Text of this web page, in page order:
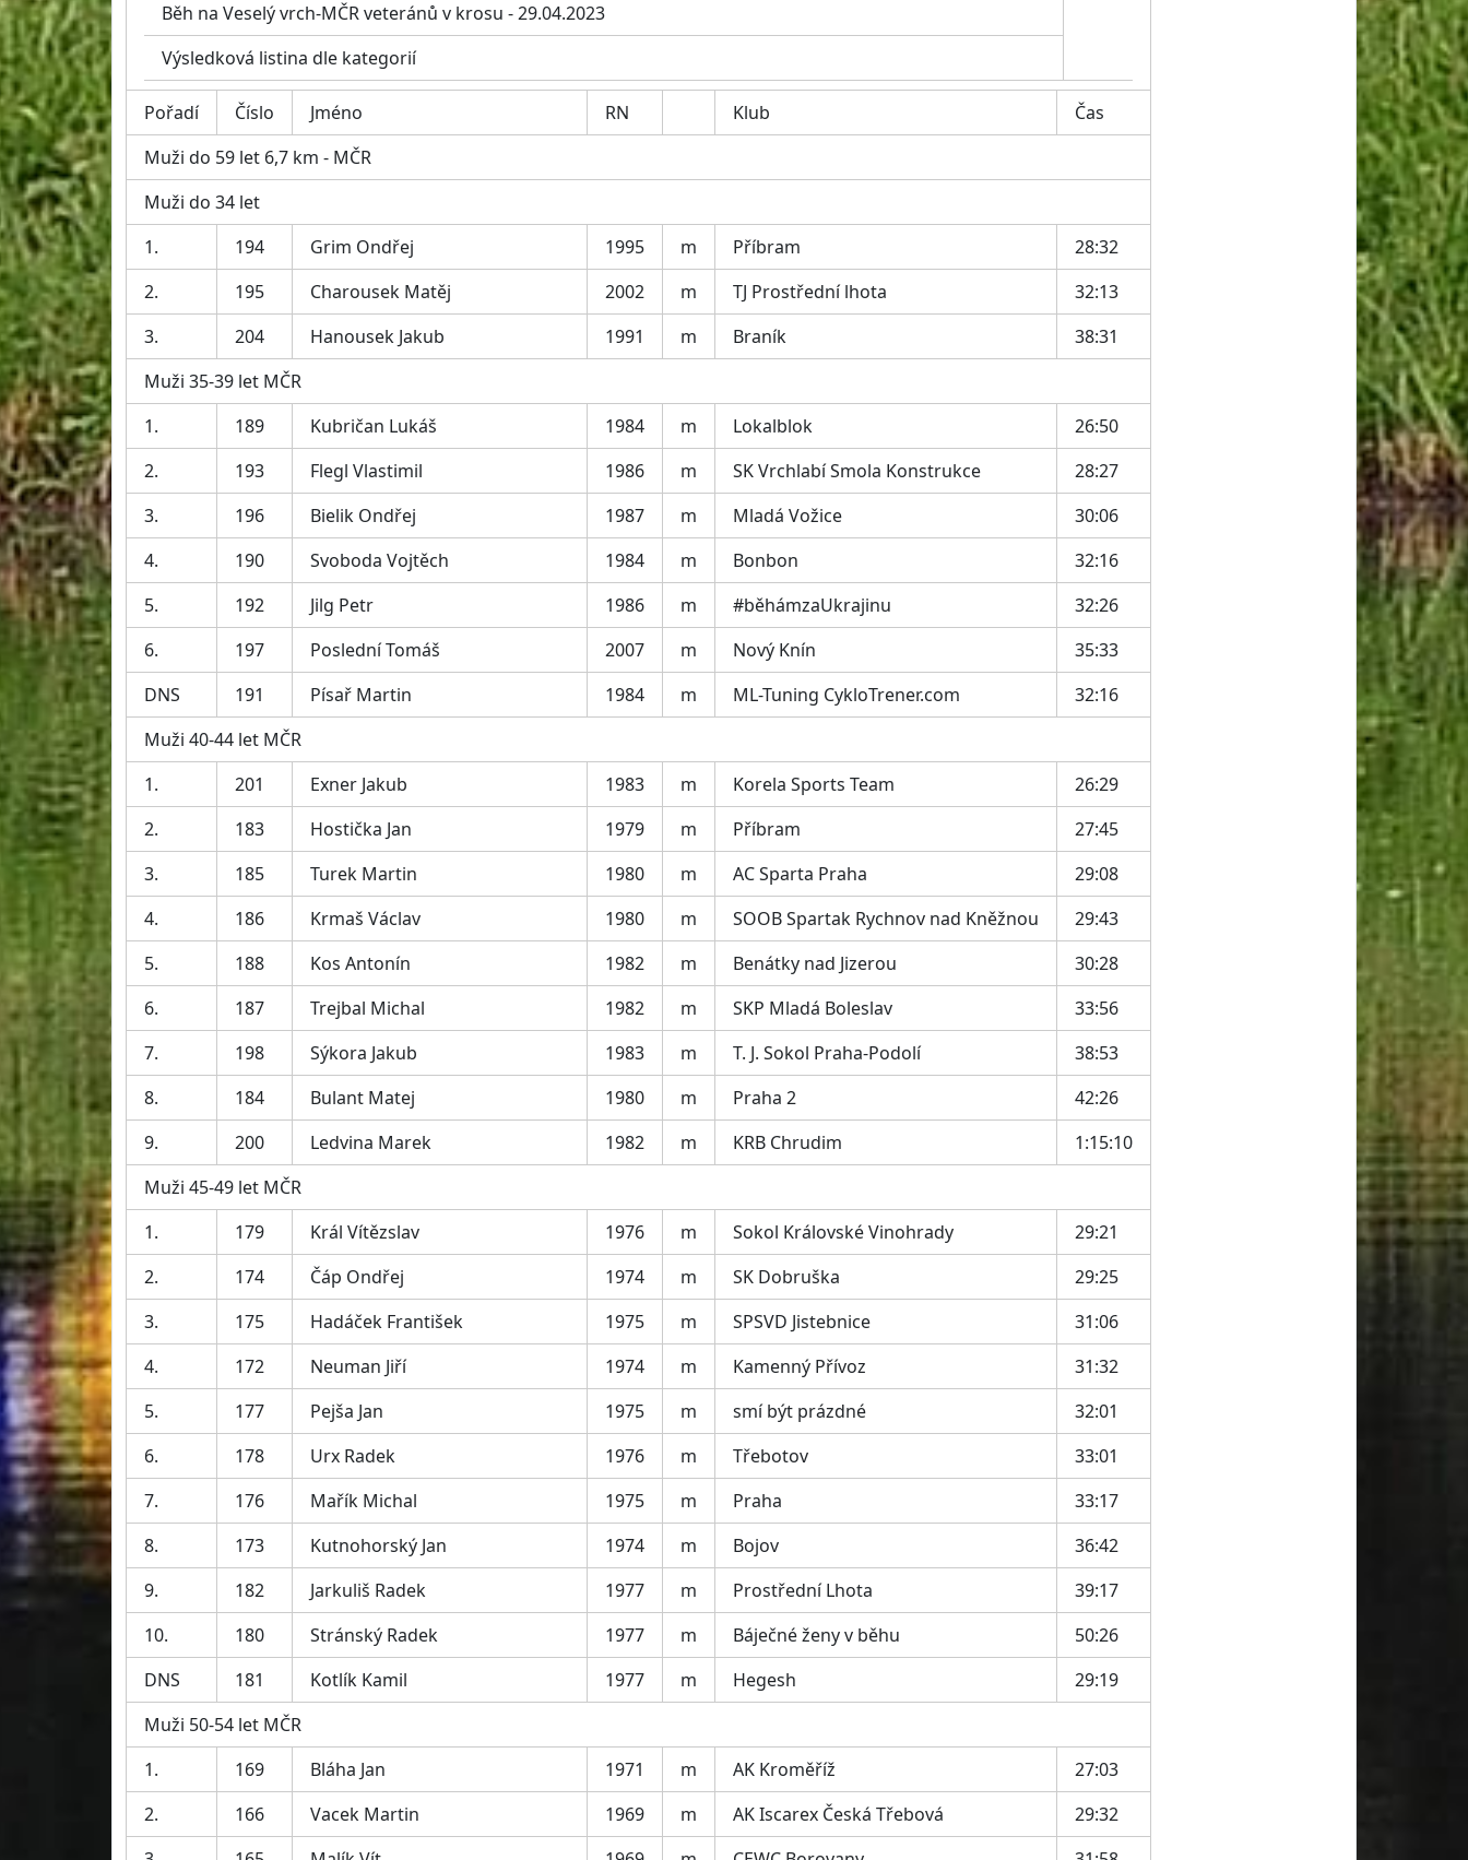
Běh na Veselý vrch-MČR veteránů v krosu - 29.04.2023
Výsledková listina dle kategorií
Pořadí Číslo Jméno RN Klub
Čas
Muži do 59 let 6,7 km - MČR
Muži do 34 let
1.
194 Grim Ondřej 1995 m Příbram
28:32
2.
195 Charousek Matěj 2002 m TJ Prostřední lhota
32:13
3.
204 Hanousek Jakub 1991 m Braník
38:31
Muži 35-39 let MČR
1.
189 Kubričan Lukáš 1984 m Lokalblok
26:50
2.
193 Flegl Vlastimil 1986 m SK Vrchlabí Smola Konstrukce
28:27
3.
196 Bielik Ondřej 1987 m Mladá Vožice
30:06
4.
190 Svoboda Vojtěch 1984 m Bonbon
32:16
5.
192 Jilg Petr 1986 m #běhámzaUkrajinu
32:26
6.
197 Poslední Tomáš 2007 m Nový Knín
35:33
DNS
191 Písař Martin 1984 m ML-Tuning CykloTrener.com
32:16
Muži 40-44 let MČR
1.
201 Exner Jakub 1983 m Korela Sports Team
26:29
2.
183 Hostička Jan 1979 m Příbram
27:45
3.
185 Turek Martin 1980 m AC Sparta Praha
29:08
4.
186 Krmaš Václav 1980 m SOOB Spartak Rychnov nad Kněžnou
29:43
5.
188 Kos Antonín 1982 m Benátky nad Jizerou
30:28
6.
187 Trejbal Michal 1982 m SKP Mladá Boleslav
33:56
7.
198 Sýkora Jakub 1983 m T. J. Sokol Praha-Podolí
38:53
8.
184 Bulant Matej 1980 m Praha 2
42:26
9.
200 Ledvina Marek 1982 m KRB Chrudim
1:15:10
Muži 45-49 let MČR
1.
179 Král Vítězslav 1976 m Sokol Královské Vinohrady
29:21
2.
174 Čáp Ondřej 1974 m SK Dobruška
29:25
3.
175 Hadáček František 1975 m SPSVD Jistebnice
31:06
4.
172 Neuman Jiří 1974 m Kamenný Přívoz
31:32
5.
177 Pejša Jan 1975 m smí být prázdné
32:01
6.
178 Urx Radek 1976 m Třebotov
33:01
7.
176 Mařík Michal 1975 m Praha
33:17
8.
173 Kutnohorský Jan 1974 m Bojov
36:42
9.
182 Jarkuliš Radek 1977 m Prostřední Lhota
39:17
10.
180 Stránský Radek 1977 m Báječné ženy v běhu
50:26
DNS
181 Kotlík Kamil 1977 m Hegesh
29:19
Muži 50-54 let MČR
1.
169 Bláha Jan 1971 m AK Kroměříž
27:03
2.
166 Vacek Martin 1969 m AK Iscarex Česká Třebová
29:32